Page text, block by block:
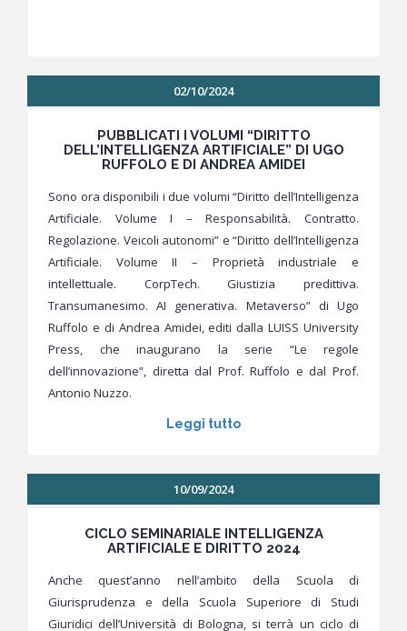
02/10/2024
PUBBLICATI I VOLUMI “DIRITTO
DELL’INTELLIGENZA ARTIFICIALE” DI UGO
RUFFOLO E DI ANDREA AMIDEI
Sono ora disponibili i due volumi “Diritto dell’Intelligenza
Artificiale. Volume I – Responsabilità. Contratto.
Regolazione. Veicoli autonomi” e “Diritto dell’Intelligenza
Artificiale. Volume II – Proprietà industriale e
intellettuale. CorpTech. Giustizia predittiva.
Transumanesimo. AI generativa. Metaverso” di Ugo
Ruffolo e di Andrea Amidei, editi dalla LUISS University
Press, che inaugurano la serie “Le regole
dell’innovazione”, diretta dal Prof. Ruffolo e dal Prof.
Antonio Nuzzo.
Leggi tutto
10/09/2024
CICLO SEMINARIALE INTELLIGENZA
ARTIFICIALE E DIRITTO 2024
Anche quest’anno nell’ambito della Scuola di
Giurisprudenza e della Scuola Superiore di Studi
Giuridici dell’Università di Bologna, si terrà un ciclo di